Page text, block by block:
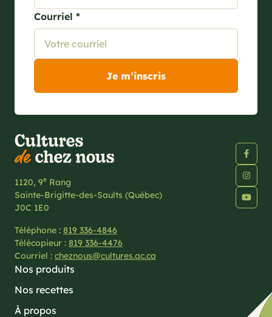
Courriel *
1120, 9e Rang
Sainte-Brigitte-des-Saults (Québec)
J0C 1E0
Téléphone : 819 336-4846
Télécopieur : 819 336-4476
Courriel : cheznous@cultures.qc.ca
Nos produits
Nos recettes
À propos